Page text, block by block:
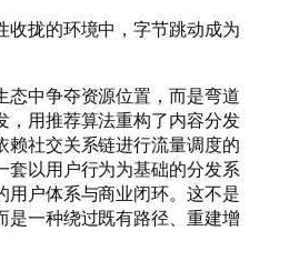
收拢的环境中，字节跳动成为
态中争夺资源位置，而是弯道
，用推荐算法重构了内容分发
赖社交关系链进行流量调度的
套以用户行为为基础的分发系
用户体系与商业闭环。这不是
是一种绕过既有路径、重建增